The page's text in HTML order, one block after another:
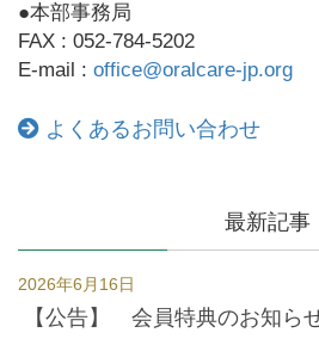
●本部事務局
FAX : 052-784-5202
E-mail : office@oralcare-jp.org
よくあるお問い合わせ
最新記事
2026年6月16日
【公告】 会員特典のお知ら